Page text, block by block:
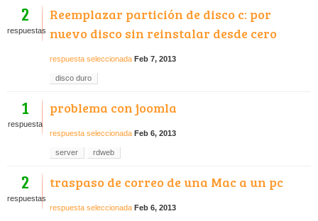
2
respuestas
Reemplazar partición de disco c: por
nuevo disco sin reinstalar desde cero
respuesta seleccionada Feb 7, 2013
disco duro
1
respuesta
problema con joomla
respuesta seleccionada Feb 6, 2013
server rdweb
2
respuestas
traspaso de correo de una Mac a un pc
respuesta seleccionada Feb 6, 2013